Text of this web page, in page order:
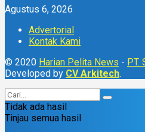
Agustus 6, 2026
Advertorial
Kontak Kami
© 2020 Harian Pelita News - PT.
Developed by CV Arkitech.
Tidak ada hasil
Tinjau semua hasil